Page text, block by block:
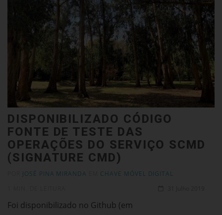
DISPONIBILIZADO CÓDIGO
FONTE DE TESTE DAS
OPERAÇÕES DO SERVIÇO SCMD
(SIGNATURE CMD)
JOSÉ PINA MIRANDA
CHAVE MÓVEL DIGITAL
Foi disponibilizado no Github (em